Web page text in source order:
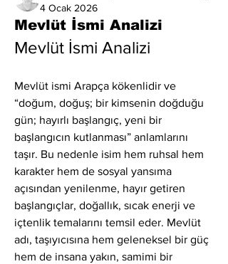
4 Ocak 2026
Mevlüt İsmi Analizi
Mevlüt İsmi Analizi
Mevlüt ismi Arapça kökenlidir ve
“doğum, doğuş; bir kimsenin doğduğu
gün; hayırlı başlangıç, yeni bir
başlangıcın kutlanması” anlamlarını
taşır. Bu nedenle isim hem ruhsal hem
karakter hem de sosyal yansıma
açısından yenilenme, hayır getiren
başlangıçlar, doğallık, sıcak enerji ve
içtenlik temalarını temsil eder. Mevlüt
adı, taşıyıcısına hem geleneksel bir güç
hem de insana yakın, samimi bir